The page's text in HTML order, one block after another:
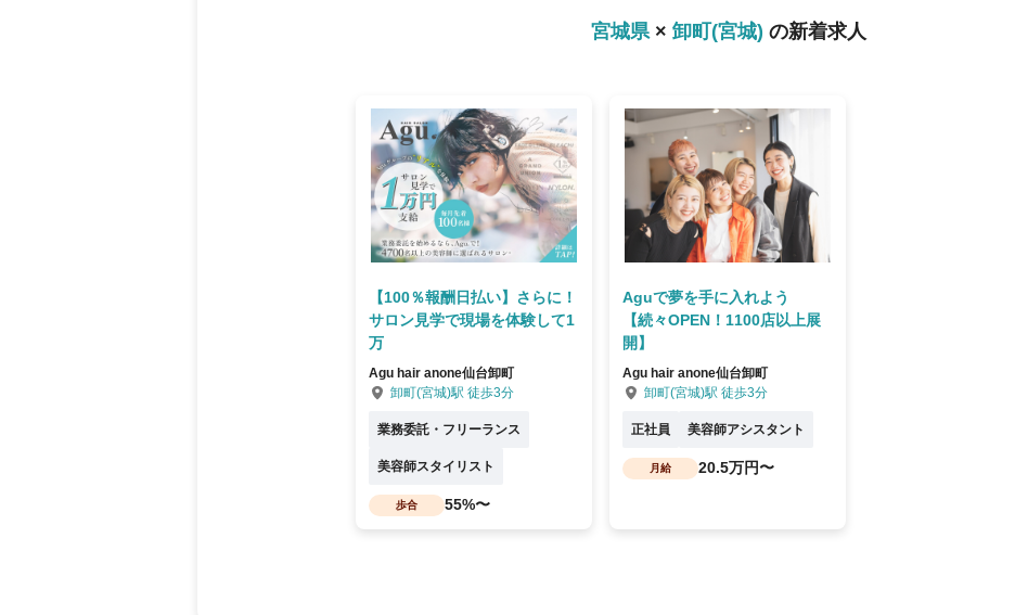
宮城県 × 卸町(宮城) の新着求人
【100％報酬日払い】さらに！
サロン見学で現場を体験して1
万
Agu hair anone仙台卸町
卸町(宮城)駅 徒歩3分
業務委託・フリーランス
美容師スタイリスト
歩合 55%〜
Aguで夢を手に入れよう
【続々OPEN！1100店以上展
開】
Agu hair anone仙台卸町
卸町(宮城)駅 徒歩3分
正社員 美容師アシスタント
月給 20.5万円〜